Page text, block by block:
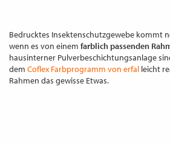
Bedrucktes Insektenschutzgewebe kommt
wenn es von einem farblich passenden
hausinterner Pulverbeschichtungsanlage
dem Coflex Farbprogramm von erfal leicht
Rahmen das gewisse Etwas.